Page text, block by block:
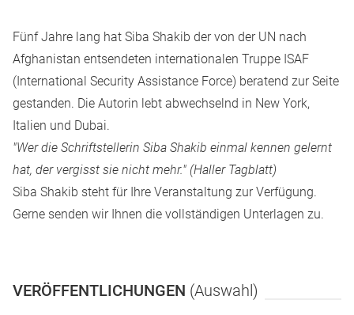
Fünf Jahre lang hat Siba Shakib der von der UN nach
Afghanistan entsendeten internationalen Truppe ISAF
(International Security Assistance Force) beratend zur Seite
gestanden. Die Autorin lebt abwechselnd in New York,
Italien und Dubai.
"Wer die Schriftstellerin Siba Shakib einmal kennen gelernt
hat, der vergisst sie nicht mehr." (Haller Tagblatt)
Siba Shakib steht für Ihre Veranstaltung zur Verfügung.
Gerne senden wir Ihnen die vollständigen Unterlagen zu.
VERÖFFENTLICHUNGEN (Auswahl)